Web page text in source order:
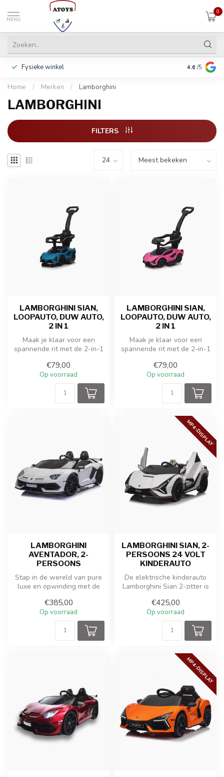
MENU
0
Fysieke winkel Betalen in
4.6 /5
Home / Merken / Lamborghini
LAMBORGHINI
FILTERS
LAMBORGHINI SIAN,
LOOPAUTO, DUW AUTO,
2 IN 1
Maak je klaar voor een
spannende rit met de 2-in-1
Lo...
€79,00
Op voorraad
LAMBORGHINI SIAN,
LOOPAUTO, DUW AUTO,
2 IN 1
Maak je klaar voor een
spannende rit met de 2-in-1
Lo...
€79,00
Op voorraad
LAMBORGHINI
AVENTADOR, 2-
PERSOONS
Stap in de wereld van pure
luxe en opwinding met de
kinder...
€385,00
Op voorraad
MP4-DISPLAY
LAMBORGHINI SIAN, 2-
PERSOONS 24 VOLT
KINDERAUTO
De elektrische kinderauto
Lamborghini Sian 2-zitter is
lux...
€425,00
Op voorraad
MP4-DISPLAY